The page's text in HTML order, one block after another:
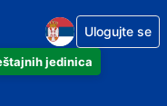
jedinica
Ulogujte se